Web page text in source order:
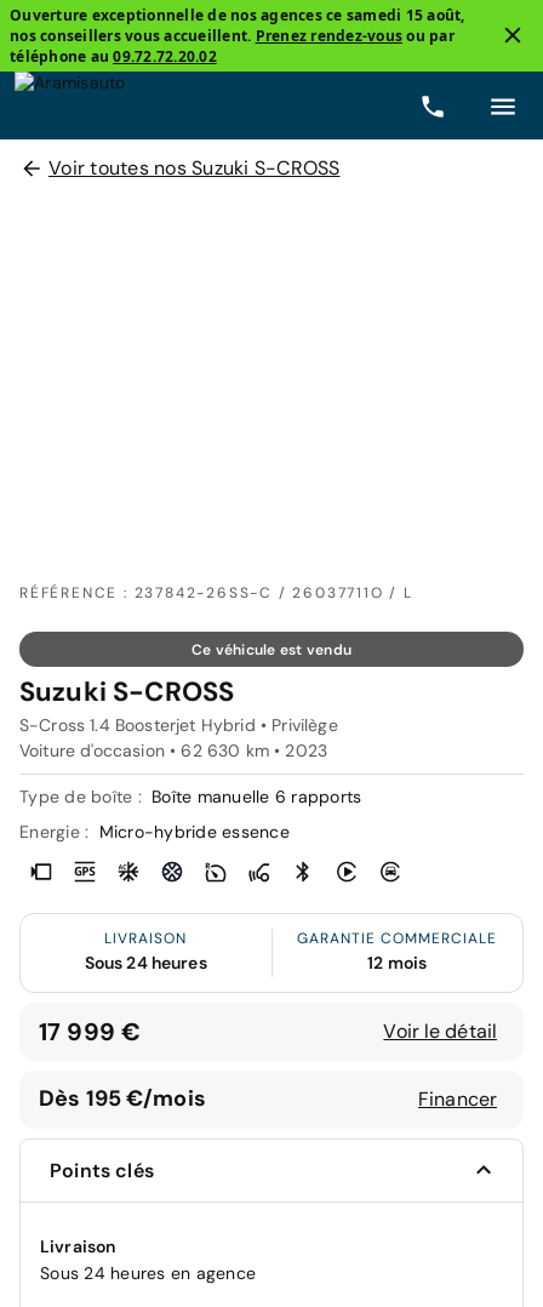
Ouverture exceptionnelle de nos agences ce samedi 15 août,
nos conseillers vous accueillent. Prenez rendez-vousou par
téléphone au09.72.72.20.02
Voir toutes nos Suzuki S-CROSS
RÉFÉRENCE : 237842-26SS-C / 26037711O / L
Ce véhicule est vendu
Suzuki S-CROSS
S-Cross 1.4 Boosterjet Hybrid • Privilège
Voiture d'occasion • 62 630 km • 2023
Type de boîte : Boîte manuelle 6 rapports
Energie :
Micro-hybride essence
LIVRAISON
Sous 24 heures
GARANTIE COMMERCIALE
12 mois
17 999 € Voir le détail
Dès 195 €/mois Financer
Points clés
Livraison
Sous 24 heures en agence